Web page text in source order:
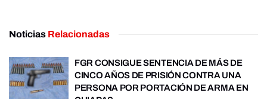
Noticias Relacionadas
FGR CONSIGUE SENTENCIA DE MÁS DE
CINCO AÑOS DE PRISIÓN CONTRA UNA
PERSONA POR PORTACIÓN DE ARMA EN